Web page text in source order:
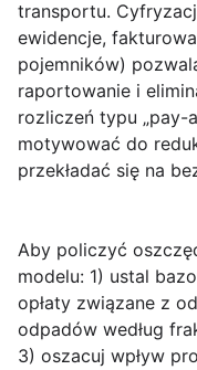
transportu.
ewidencje,
pojemników)
raportowanie i
rozliczeń typu
motywować do
przekładać się na
Aby policzyć
modelu: 1) ustal
opłaty związane z
odpadów według
3) oszacuj wpływ